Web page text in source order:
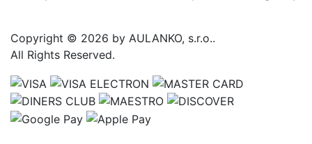
Copyright © 2026 by AULANKO, s.r.o..
All Rights Reserved.